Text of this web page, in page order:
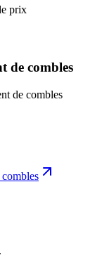
prix
de combles
de combles